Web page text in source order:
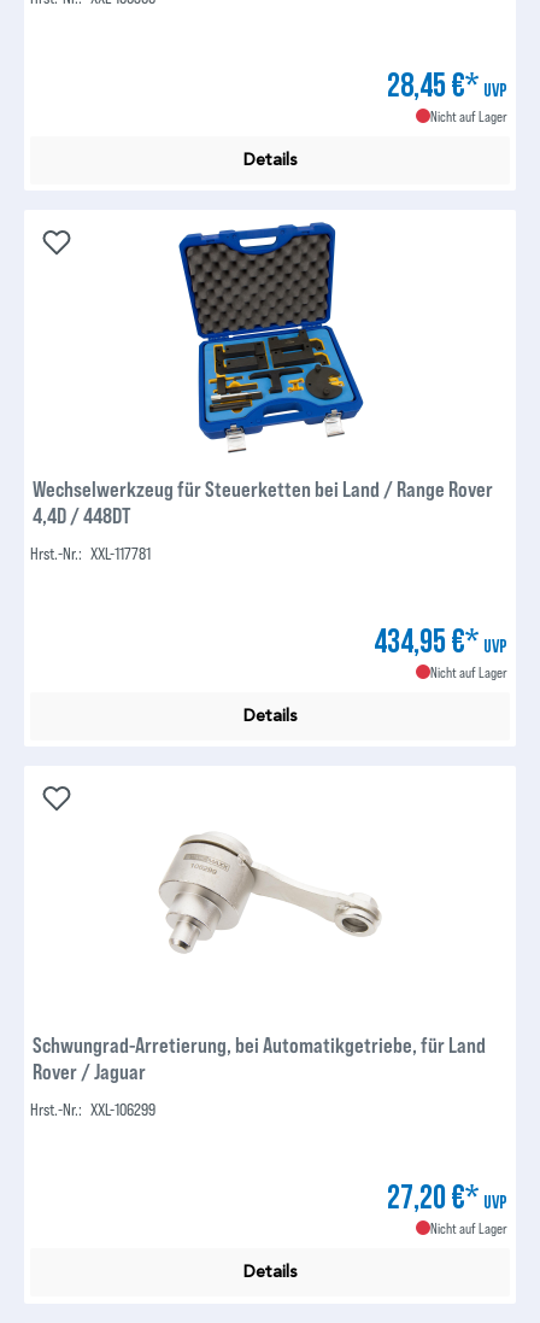
28,45 €* UVP
Nicht auf Lager
Details
Wechselwerkzeug für Steuerketten bei Land / Range Rover
4,4D / 448DT
Hrst.-Nr.: XXL-117781
434,95 €* UVP
Nicht auf Lager
Details
Schwungrad-Arretierung, bei Automatikgetriebe, für Land
Rover / Jaguar
Hrst.-Nr.: XXL-106299
27,20 €* UVP
Nicht auf Lager
Details